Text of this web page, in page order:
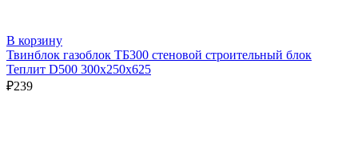
В корзину
Твинблок газоблок ТБ300 стеновой строительный блок
Теплит D500 300х250х625
₽239